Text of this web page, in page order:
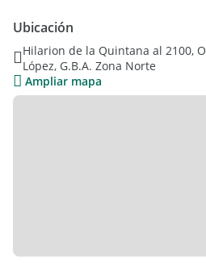
Ubicación
Hilarion de la Quintana al 2100,
López, G.B.A. Zona Norte
Ampliar mapa